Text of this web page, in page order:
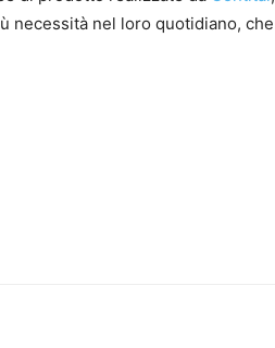
necessità nel loro quotidiano, che